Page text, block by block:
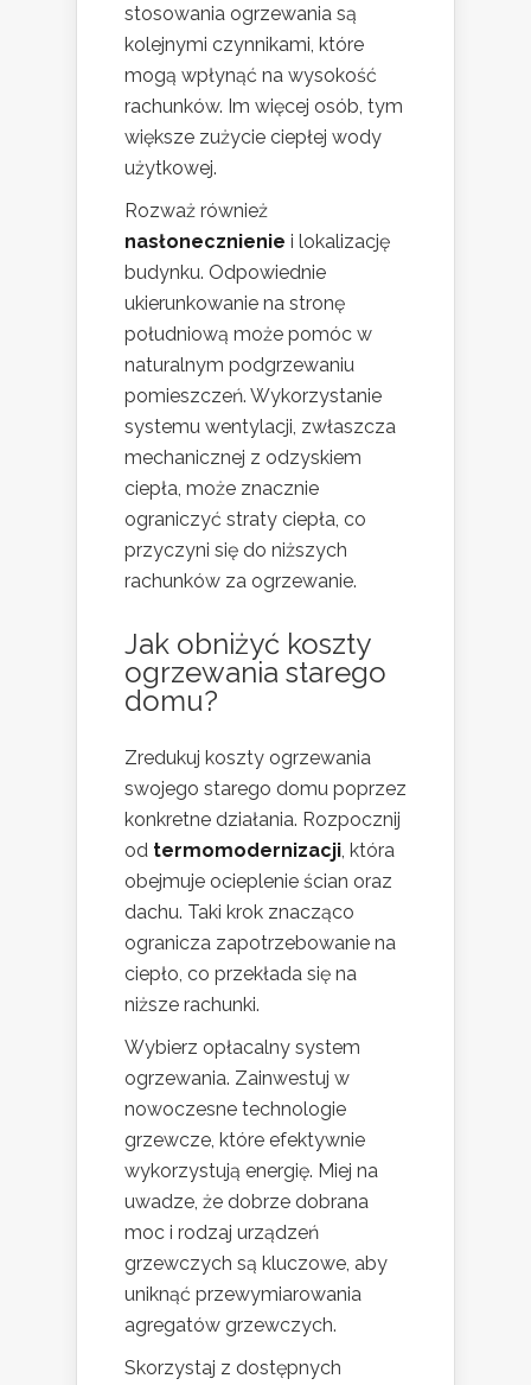
stosowania ogrzewania są
kolejnymi czynnikami, które
mogą wpłynąć na wysokość
rachunków. Im więcej osób, tym
większe zużycie ciepłej wody
użytkowej.
Rozważ również
nasłonecznienie i lokalizację
budynku. Odpowiednie
ukierunkowanie na stronę
południową może pomóc w
naturalnym podgrzewaniu
pomieszczeń. Wykorzystanie
systemu wentylacji, zwłaszcza
mechanicznej z odzyskiem
ciepła, może znacznie
ograniczyć straty ciepła, co
przyczyni się do niższych
rachunków za ogrzewanie.
Jak obniżyć koszty
ogrzewania starego
domu?
Zredukuj koszty ogrzewania
swojego starego domu poprzez
konkretne działania. Rozpocznij
od termomodernizacji, która
obejmuje ocieplenie ścian oraz
dachu. Taki krok znacząco
ogranicza zapotrzebowanie na
ciepło, co przekłada się na
niższe rachunki.
Wybierz opłacalny system
ogrzewania. Zainwestuj w
nowoczesne technologie
grzewcze, które efektywnie
wykorzystują energię. Miej na
uwadze, że dobrze dobrana
moc i rodzaj urządzeń
grzewczych są kluczowe, aby
uniknąć przewymiarowania
agregatów grzewczych.
Skorzystaj z dostępnych